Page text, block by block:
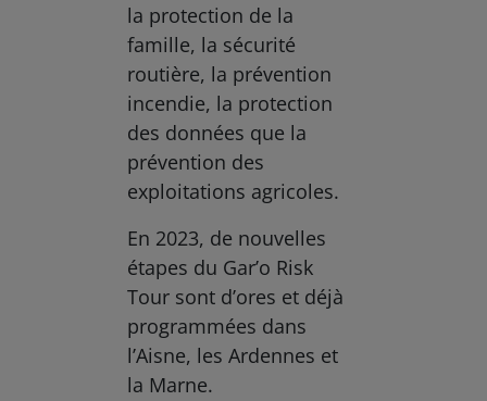
la protection de la
famille, la sécurité
routière, la prévention
incendie, la protection
des données que la
prévention des
exploitations agricoles.
En 2023, de nouvelles
étapes du Gar’o Risk
Tour sont d’ores et déjà
programmées dans
l’Aisne, les Ardennes et
la Marne.